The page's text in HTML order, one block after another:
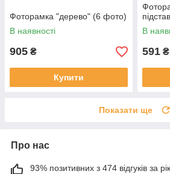
Фоторамка "дерево" (6 фото)
В наявності
905 ₴
Купити
В
591 ₴
Показати ще
Про нас
93% позитивних з 474 відгуків за рік